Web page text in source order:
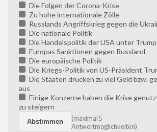
Die Folgen der Corona-Krise
Zu hohe internationale Zölle
Russlands Angriffskrieg gegen die
Die nationale Politik
Die Handelspolitik der USA unter Trump
Europas Sanktionen gegen Russland
Die europäische Politik
Die Kriegs-Politik von US-Präsident
Die Staaten drucken zu viel Geld bzw.
aus
Einige Konzerne haben die Krise
zu steigern
(maximal 5
Antwortmöglichkeiten)